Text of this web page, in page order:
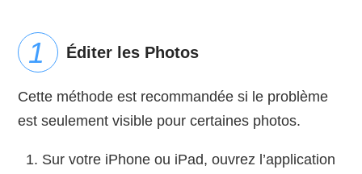
Éditer les Photos
Cette méthode est recommandée si le problème
est seulement visible pour certaines photos.
Sur votre iPhone ou iPad, ouvrez l’application